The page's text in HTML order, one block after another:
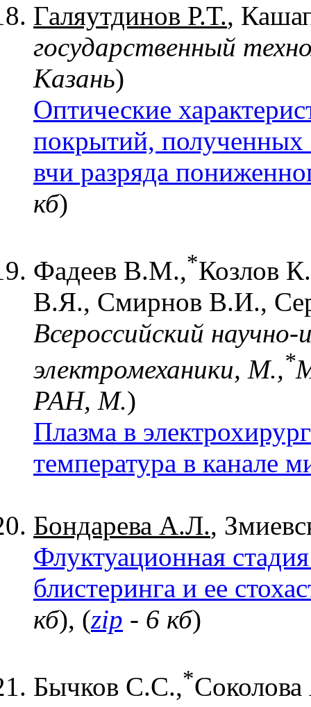
Галяутдинов Р.Т.,
государственный
Казань)
Оптические
покрытий,
вчи разряда
кб)
Фадеев В.М.,*Козлов
В.Я., Смирнов В.И.,
Всероссийский
электромеханики, М.,*
РАН, М.)
Плазма в
температура в канале
Бондарева А.Л.,
Флуктуационная
блистеринга и ее
кб), (zip - 6 кб)
Бычков С.С.,*